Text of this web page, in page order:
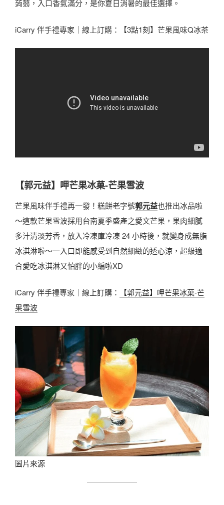
蒟蒻，入口香氣滿分，是你夏日消暑的最佳選擇。
iCarry 伴手禮專家｜線上訂購：【3點1刻】芒果風味Q冰茶
【郭元益】呷芒果冰菓-芒果雪波
芒果風味伴手禮再一發！糕餅老字號郭元益也推出冰品啦
～這款芒果雪波採用台南夏季盛產之愛文芒果，果肉細膩
多汁清淡芳香，放入冷凍庫冷凍 24 小時後，就變身成無脂
冰淇淋啦～一入口即能感受到自然細緻的透心涼，超級適
合愛吃冰淇淋又怕胖的小編啦XD
iCarry 伴手禮專家｜線上訂購：
【郭元益】呷芒果冰菓-芒
果雪波
圖片來源